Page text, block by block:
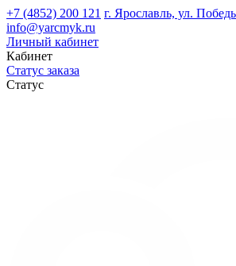
+7 (4852) 200 121 г. Ярославль, ул.
info@yarcmyk.ru
Личный кабинет
Кабинет
Статус заказа
Статус